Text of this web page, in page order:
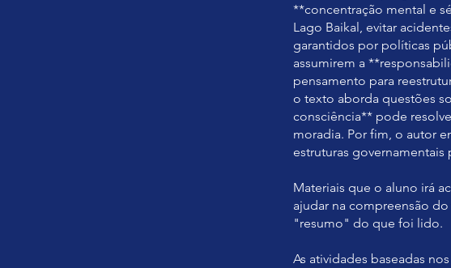
**concentração mental e
Lago Baikal, evitar
garantidos por políticas
assumirem a
pensamento para
o texto aborda questões
consciência** pode
moradia. Por fim, o autor
estruturas governamentais
Materiais que o aluno irá
ajudar na compreensão
"resumo" do que foi lido.
As atividades baseadas